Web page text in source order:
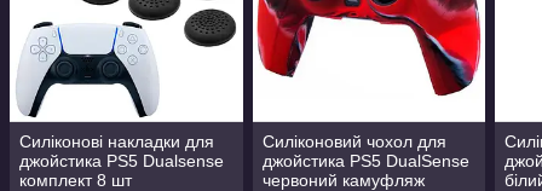
Силіконові накладки для
джойстика PS5 Dualsense
комплект 8 шт
Силіконовий чохол для
джойстика PS5 DualSense
червоний камуфляж